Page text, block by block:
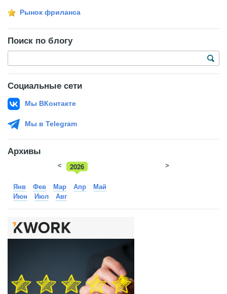
Рынок фриланса
Поиск по блогу
Социальные сети
Мы ВКонтакте
Мы в Telegram
Архивы
2026
2025
< >
Янв Фев Мар Апр
Май
Июн
Июл Авг